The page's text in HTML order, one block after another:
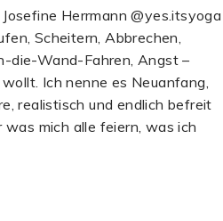
Herrmann @yes.itsyoga
Scheitern, Abbrechen,
die-Wand-Fahren, Angst –
Ich nenne es Neuanfang,
realistisch und endlich befreit
was mich alle feiern, was ich